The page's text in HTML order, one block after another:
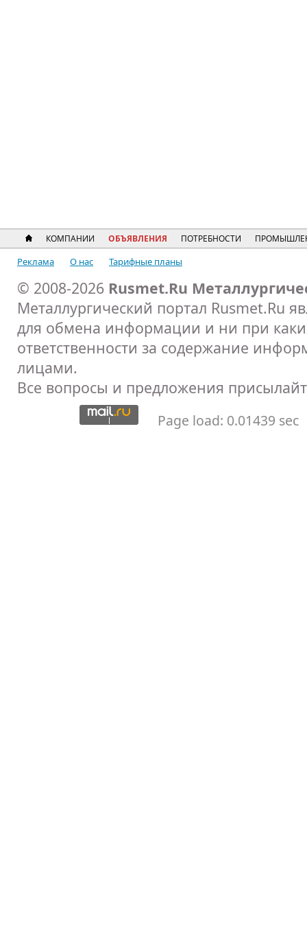
КОМПАНИИ ОБЪЯВЛЕНИЯ ПОТРЕБНОСТИ
Реклама О нас Тарифные планы
© 2008-2026 Rusmet.Ru
Металлургический портал Rusmet.Ru
для обмена информации и ни при
ответственности за содержание
лицами.
Все вопросы и предложения
Page load: 0.01439 sec